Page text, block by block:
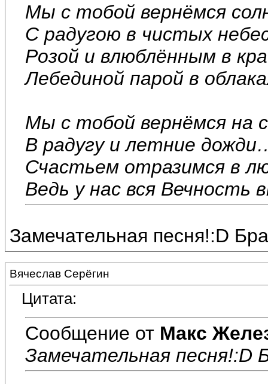
Мы с тобой вернёмся
С радугою в чистых
Розой и влюблённым в
Лебединой парой в
Мы с тобой вернёмся на
В радугу и летние
Счастьем отразимся в
Ведь у нас вся Вечность
Замечательная песня!:D
Вячеслав Серёгин
Цитата:
Сообщение от Макс
Замечательная песня!:D